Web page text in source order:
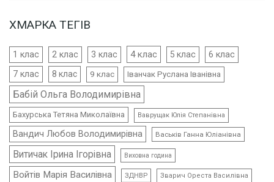
ХМАРКА ТЕГІВ
1 клас 2 клас 3 клас 4 клас 5 клас 6 клас
7 клас 8 клас 9 клас Іванчак Руслана Іванівна
Бабій Ольга Володимирівна
Бахурська Тетяна Миколаївна Ваврущак Юлія Степанівна
Вандич Любов Володимирівна Васьків Ганна Юліанівна
Витичак Ірина Ігорівна Виховна година
Войтів Марія Василівна ЗДНВР Зварич Ореста Василівна